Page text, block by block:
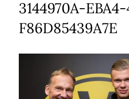
3144970A-
F86D85439A7E